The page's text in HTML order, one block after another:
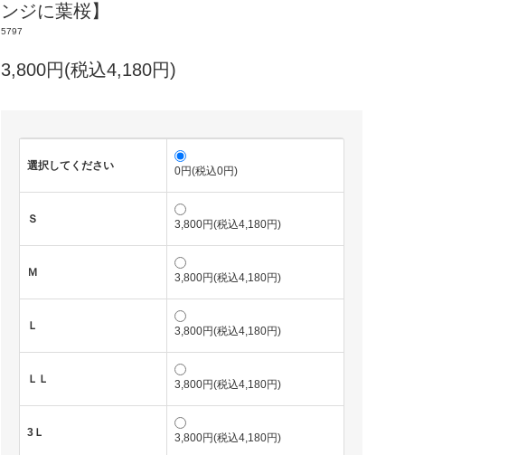
ンジに葉桜】
5797
3,800円(税込4,180円)
選択してください 0円(税込0円)
Ｓ 3,800円(税込4,180円)
Ｍ 3,800円(税込4,180円)
Ｌ 3,800円(税込4,180円)
ＬＬ 3,800円(税込4,180円)
3Ｌ 3,800円(税込4,180円)